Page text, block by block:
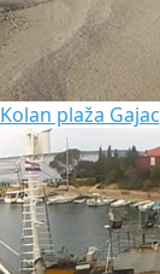
Kolan plaža Gajac